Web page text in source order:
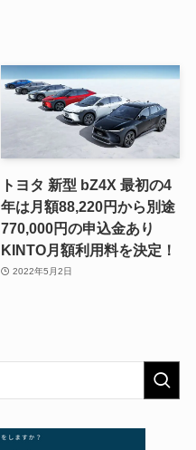
トヨタ 新型 bZ4X 最初の4
年は月額88,220円から別途
770,000円の申込金あり
KINTO月額利用料を決定！
2022年5月2日